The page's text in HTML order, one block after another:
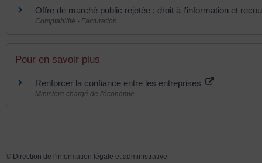
Offre de marché public rejetée : droit à l'information et
Comptabilité - Facturation
Pour en savoir plus
Renforcer la confiance entre les entreprises
Ministère chargé de l'économie
© Direction de l'information légale et administrative